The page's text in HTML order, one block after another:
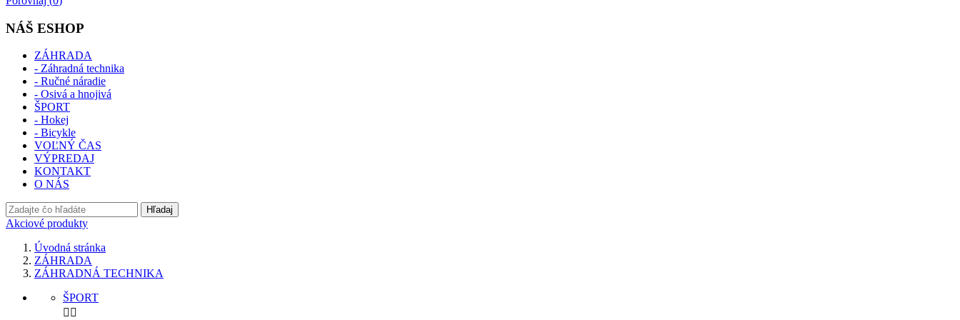
NÁŠ ESHOP
ZÁHRADA
- Záhradná technika
- Ručné náradie
- Osivá a hnojivá
ŠPORT
- Hokej
- Bicykle
VOĽNÝ ČAS
VÝPREDAJ
KONTAKT
O NÁS
Hľadaj
Akciové produkty
Úvodná stránka
ZÁHRADA
ZÁHRADNÁ TECHNIKA
ŠPORT
 